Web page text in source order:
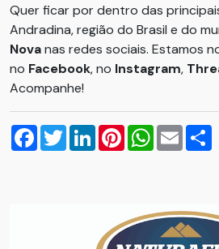
Quer ficar por dentro das
Andradina, região do Brasil e do
Novanas redes sociais. Estamos
no Facebook, no Instagram,
Acompanhe!
Facebook
TwitterLinkedInPinterestWhatsApp
Email